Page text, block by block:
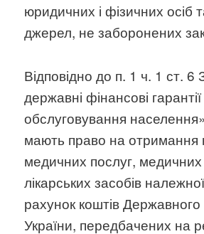
юридичних і фізичних осіб
джерел, не заборонених
Відповідно до п. 1 ч. 1 ст.
державні фінансові
обслуговування
мають право на отримання
медичних послуг, медичних
лікарських засобів
рахунок коштів
України, передбачених на